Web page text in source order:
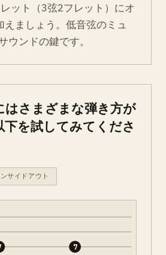
ット（3弦2フレット）にオ
えましょう。低音弦のミュ
ウンドの鍵です。
はさまざまな弾き方が
を試してみてくださ
サイドアウト
7